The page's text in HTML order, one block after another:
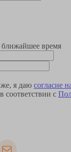
время
я даю согласие
в соответствии с